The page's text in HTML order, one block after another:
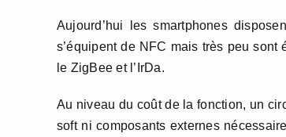
Aujourd’hui les smartphones
s’équipent de NFC mais très peu
le ZigBee et l’IrDa.
Au niveau du coût de la fonction, un
soft ni composants externes